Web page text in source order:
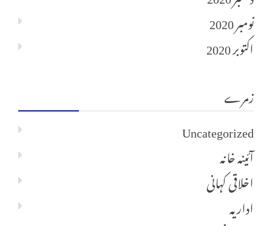
نومبر 2020
اکتوبر 2020
زمرے
Uncategorized
آئینہ خانہ
اخلاقی کہانی
اداریہ